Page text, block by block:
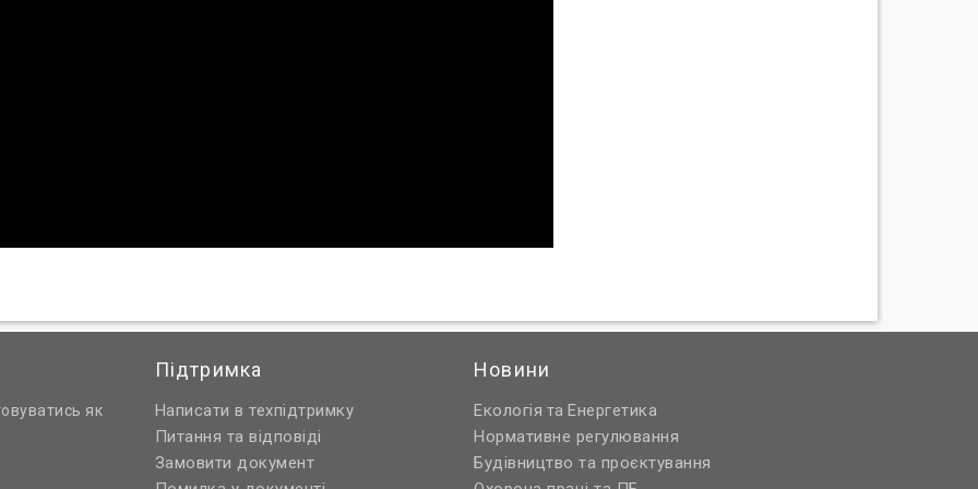
як
Підтримка
Написати в техпідтримку
Питання та відповіді
Замовити документ
Новини
Екологія та Енергетика
Нормативне регулювання
Будівництво та проєктування